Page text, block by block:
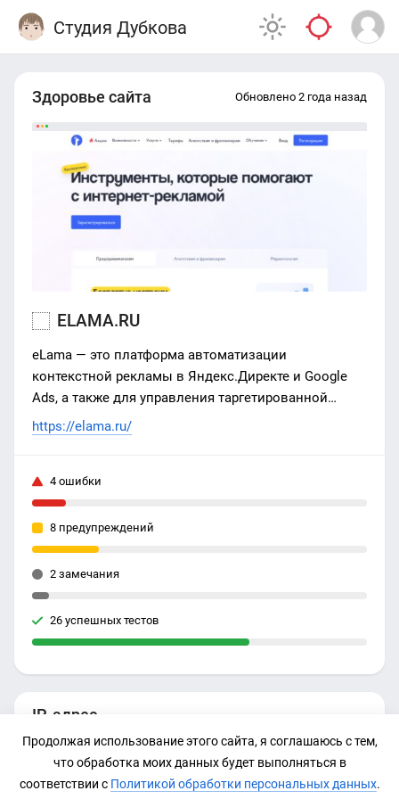
Студия Дубкова
IP-адрес
51.250.48.192
Здоровье сайта Обновлено 2 года назад
ELAMA.RU
eLama — это платформа автоматизации
контекстной рекламы в Яндекс.Директе и Google
Ads, а также для управления таргетированной
рекламой в ВКонтакте и myTarget.
https://elama.ru/
4 ошибки
8 предупреждений
2 замечания
26 успешных тестов
Продолжая использование этого сайта, я соглашаюсь с тем,
что обработка моих данных будет выполняться в
соответствии с Политикой обработки персональных данных.